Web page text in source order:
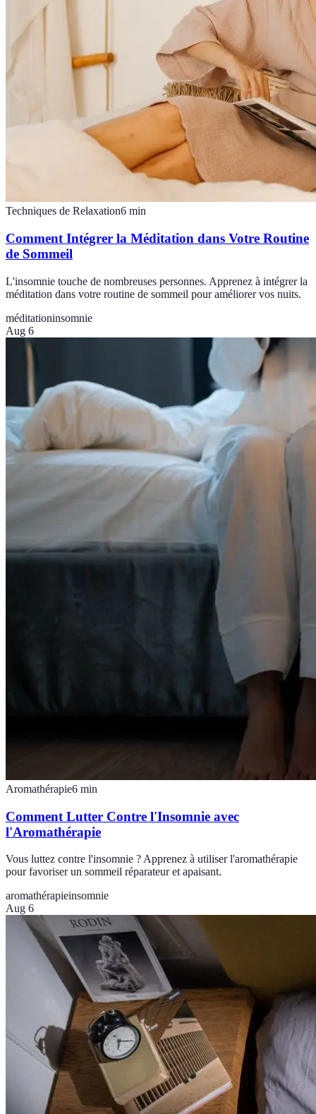
Techniques de Relaxation6 min
Comment Intégrer la Méditation dans Votre Routine
de Sommeil
L'insomnie touche de nombreuses personnes. Apprenez à intégrer la
méditation dans votre routine de sommeil pour améliorer vos nuits.
méditationinsomnie
Aug 6
Aromathérapie6 min
Comment Lutter Contre l'Insomnie avec
l'Aromathérapie
Vous luttez contre l'insomnie ? Apprenez à utiliser l'aromathérapie
pour favoriser un sommeil réparateur et apaisant.
aromathérapieinsomnie
Aug 6